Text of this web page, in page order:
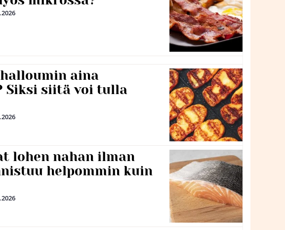
aina
Siksi siitä voi tulla
lohen nahan ilman
helpommin kuin